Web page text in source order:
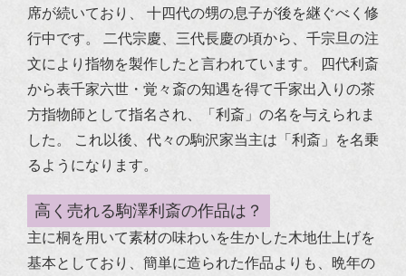
席が続いており、 十四代の甥の息子が後を継ぐべく修
行中です。
二代宗慶、三代長慶の頃から、 千宗旦の注
文により指物を製作したと言われています。 四代利斎
から表千家六世・覚々斎の知遇を得て千家出入りの茶
方指物師として指名され、「利斎」の名を与えられま
した。 これ以後、代々の駒沢家当主は「利斎」を名乗
るようになります。
高く売れる駒澤利斎の作品は？
主に桐を用いて素材の味わいを生かした木地仕上げを
基本としており、簡単に造られた作品よりも、晩年の